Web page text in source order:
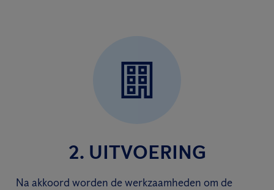
2. UITVOERING
Na akkoord worden de werkzaamheden om de